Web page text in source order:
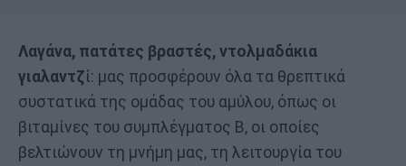
Λαγάνα, πατάτες βραστές, ντολμαδάκια
γιαλαντζί: μας προσφέρουν όλα τα θρεπτικά
συστατικά της ομάδας του αμύλου, όπως οι
βιταμίνες του συμπλέγματος Β, οι οποίες
βελτιώνουν τη μνήμη μας, τη λειτουργία του